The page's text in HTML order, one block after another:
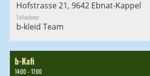
Hofstrasse 21, 9642 Ebnat-Kappel
Teilnehmer
b-kleid Team
b-Kafi
14:00 - 17:00